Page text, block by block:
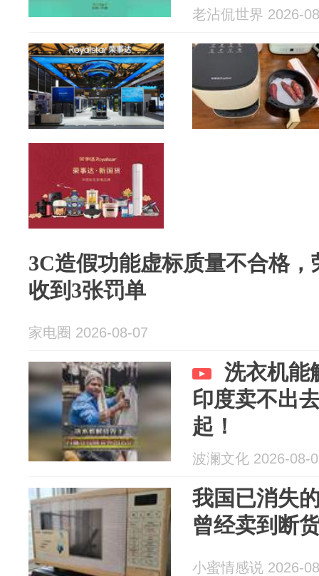
老沾侃世界 2026-
3C造假功能虚标质量不合格
收到3张罚单
家电圈 2026-08-07
洗衣机能
印度卖不出
起！
波澜文化 2026-08-
我国已消失
曾经卖到断
小蜜情感说 2026-